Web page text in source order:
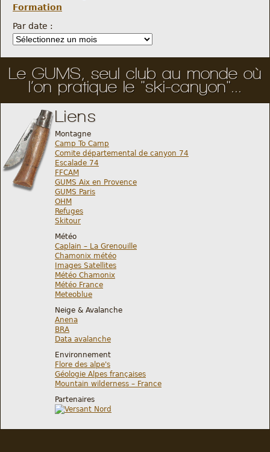
Formation
Par date :
Le GUMS, seul club au monde où
l’on pratique le "ski-canyon"...
Liens
Montagne
Camp To Camp
Comite départemental de canyon 74
Escalade 74
FFCAM
GUMS Aix en Provence
GUMS Paris
OHM
Refuges
Skitour
Météo
Caplain – La Grenouille
Chamonix météo
Images Satellites
Météo Chamonix
Météo France
Meteoblue
Neige & Avalanche
Anena
BRA
Data avalanche
Environnement
Flore des alpe's
Géologie Alpes françaises
Mountain wilderness – France
Partenaires